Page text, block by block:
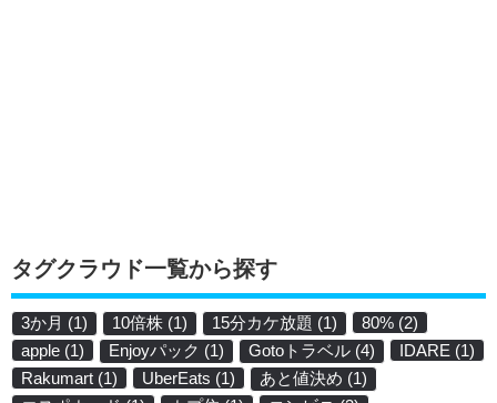
タグクラウド一覧から探す
3か月 (1) 10倍株 (1) 15分カケ放題 (1) 80% (2)
apple (1) Enjoyパック (1) Gotoトラベル (4) IDARE (1)
Rakumart (1) UberEats (1) あと値決め (1)